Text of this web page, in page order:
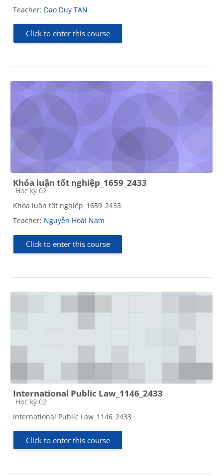
Teacher: Dao Duy TAN
Click to enter this course
Khóa luận tốt nghiệp_1659_2433
Course category
Học kỳ 02
Khóa luận tốt nghiệp_1659_2433
Teacher: Nguyễn Hoài Nam
Click to enter this course
International Public Law_1146_2433
Course category
Học kỳ 02
International Public Law_1146_2433
Click to enter this course